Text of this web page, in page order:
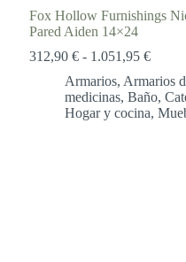
Fox Hollow Furnishings
Pared Aiden 14×24
312,90 € - 1.051,95 €Rango
desde
Armarios, Armarios
medicinas, Baño,
Hogar y cocina,